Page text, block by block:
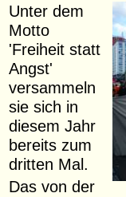
Unter dem
Motto
'Freiheit statt
Angst'
versammeln
sie sich in
diesem Jahr
bereits zum
dritten Mal.
Das von der